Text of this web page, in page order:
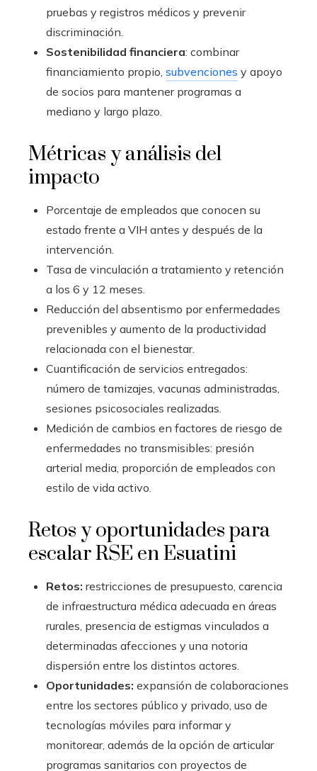
pruebas y registros médicos y prevenir
discriminación.
Sostenibilidad financiera: combinar
financiamiento propio, subvenciones y apoyo
de socios para mantener programas a
mediano y largo plazo.
Métricas y análisis del
impacto
Porcentaje de empleados que conocen su
estado frente a VIH antes y después de la
intervención.
Tasa de vinculación a tratamiento y retención
a los 6 y 12 meses.
Reducción del absentismo por enfermedades
prevenibles y aumento de la productividad
relacionada con el bienestar.
Cuantificación de servicios entregados:
número de tamizajes, vacunas administradas,
sesiones psicosociales realizadas.
Medición de cambios en factores de riesgo de
enfermedades no transmisibles: presión
arterial media, proporción de empleados con
estilo de vida activo.
Retos y oportunidades para
escalar RSE en Esuatini
Retos: restricciones de presupuesto, carencia
de infraestructura médica adecuada en áreas
rurales, presencia de estigmas vinculados a
determinadas afecciones y una notoria
dispersión entre los distintos actores.
Oportunidades: expansión de colaboraciones
entre los sectores público y privado, uso de
tecnologías móviles para informar y
monitorear, además de la opción de articular
programas sanitarios con proyectos de